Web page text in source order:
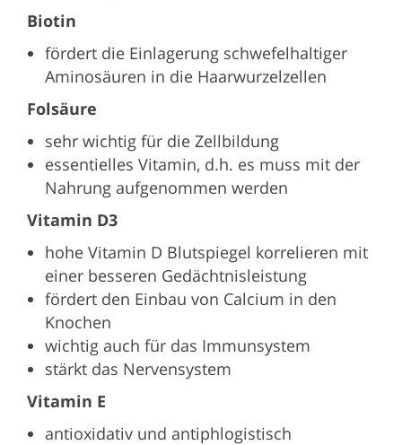
Biotin
fördert die Einlagerung schwefelhaltiger
Aminosäuren in die Haarwurzelzellen
Folsäure
sehr wichtig für die Zellbildung
essentielles Vitamin, d.h. es muss mit der
Nahrung aufgenommen werden
Vitamin D3
hohe Vitamin D Blutspiegel korrelieren mit
einer besseren Gedächtnisleistung
fördert den Einbau von Calcium in den
Knochen
wichtig auch für das Immunsystem
stärkt das Nervensystem
Vitamin E
antioxidativ und antiphlogistisch